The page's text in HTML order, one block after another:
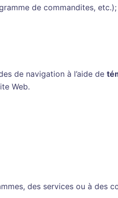
de commandites, etc.);
de navigation à l’aide de
Web.
des services ou à des